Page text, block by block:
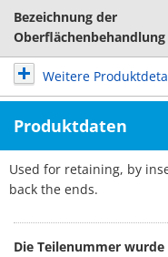
Bezeichnung der
Oberflächenbehandlung
Weitere
Produktdaten
Used for retaining, by
back the ends.
Die Teilenummer